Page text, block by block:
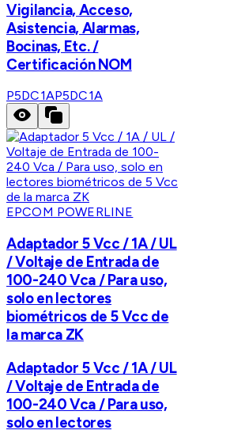
Vigilancia, Acceso,
Asistencia, Alarmas,
Bocinas, Etc. /
Certificación NOM
P5DC1AP5DC1A
EPCOM POWERLINE
Adaptador 5 Vcc / 1A / UL
/ Voltaje de Entrada de
100-240 Vca / Para uso,
solo en lectores
biométricos de 5 Vcc de
la marca ZK
Adaptador 5 Vcc / 1A / UL
/ Voltaje de Entrada de
100-240 Vca / Para uso,
solo en lectores